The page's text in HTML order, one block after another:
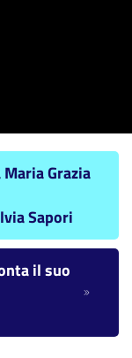
Grazia
Sapori
il suo